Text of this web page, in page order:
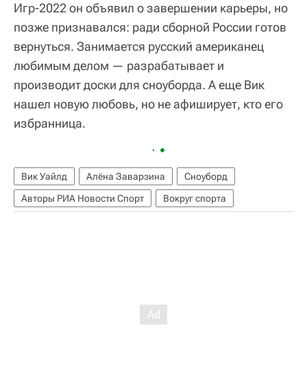
Игр-2022 он объявил о завершении карьеры, но
позже признавался: ради сборной России готов
вернуться. Занимается русский американец
любимым делом — разрабатывает и
производит доски для сноуборда. А еще Вик
нашел новую любовь, но не афиширует, кто его
избранница.
Вик Уайлд Алёна Заварзина
Сноуборд
Авторы РИА Новости Спорт
Вокруг спорта